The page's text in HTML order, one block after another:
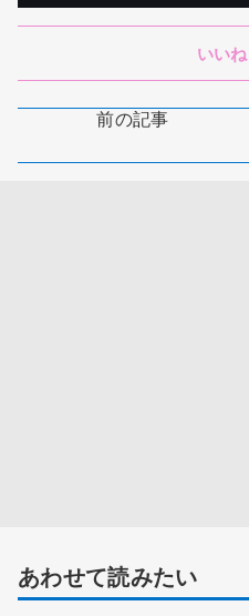
いいね
前の記事
あわせて読みたい